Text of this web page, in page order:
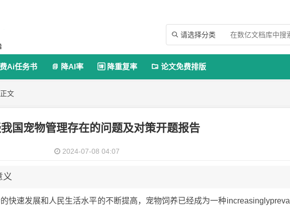
 请选择分类
Ai任务书  降AI率  降重复率  论文免费排版
文
国宠物管理存在的问题及对策开题报告
2024-07-08 04:07
义
快速发展和人民生活水平的不断提高，宠物饲养已经成为一种increasinglypreval